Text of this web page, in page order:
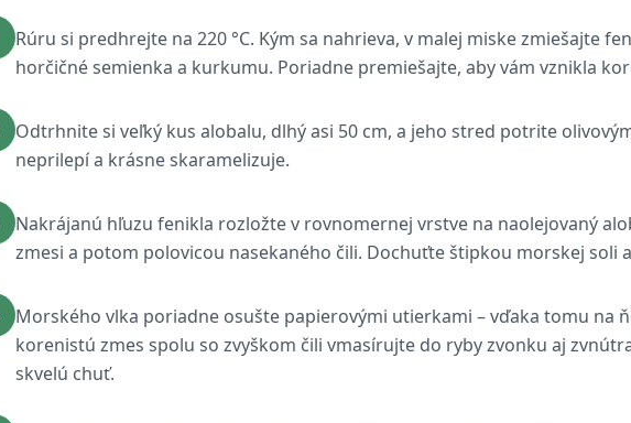
Rúru si predhrejte na 220 °C. Kým sa nahrieva, v malej miske zmiešajte
horčičné semienka a kurkumu. Poriadne premiešajte, aby vám vznikla
Odtrhnite si veľký kus alobalu, dlhý asi 50 cm, a jeho stred potrite
neprilepí a krásne skaramelizuje.
Nakrájanú hľuzu fenikla rozložte v rovnomernej vrstve na naolejovaný
zmesi a potom polovicou nasekaného čili. Dochuťte štipkou morskej soli
Morského vlka poriadne osušte papierovými utierkami – vďaka tomu na
korenistú zmes spolu so zvyškom čili vmasírujte do ryby zvonku aj
skvelú chuť.